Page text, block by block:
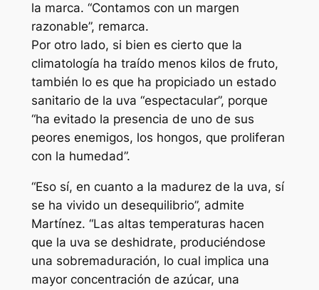
la marca. “Contamos con un margen
razonable”, remarca.
Por otro lado, si bien es cierto que la
climatología ha traído menos kilos de fruto,
también lo es que ha propiciado un estado
sanitario de la uva “espectacular”, porque
“ha evitado la presencia de uno de sus
peores enemigos, los hongos, que proliferan
con la humedad”.
“Eso sí, en cuanto a la madurez de la uva, sí
se ha vivido un desequilibrio”, admite
Martínez. “Las altas temperaturas hacen
que la uva se deshidrate, produciéndose
una sobremaduración, lo cual implica una
mayor concentración de azúcar, una